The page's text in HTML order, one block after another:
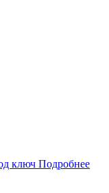
ключ Подробнее